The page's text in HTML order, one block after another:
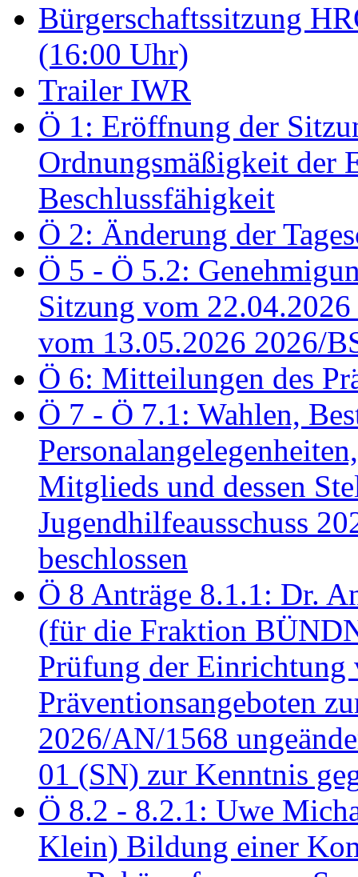
Bürgerschaftssitzung
(16:00 Uhr)
Trailer IWR
Ö 1: Eröffnung der
Ordnungsmäßigkeit der
Beschlussfähigkeit
Ö 2: Änderung der
Ö 5 - Ö 5.2:
Sitzung vom
vom 13.05.2026 2026/
Ö 6: Mitteilungen des
Ö 7 - Ö 7.1: Wahlen,
Mitglieds und dessen
Jugendhilfeausschuss
beschlossen
Ö 8 Anträge 8.1.1: Dr.
(für die Fraktion
Prüfung der Einrichtung
Präventionsangeboten
2026/AN/1568
01 (SN) zur Kenntnis
Ö 8.2 - 8.2.1: Uwe
Klein) Bildung einer